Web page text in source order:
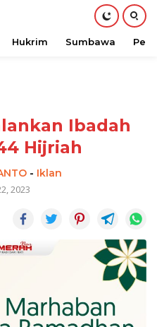
Hukrim Sumbawa
Ibadah
Hijriah
- Iklan
2023